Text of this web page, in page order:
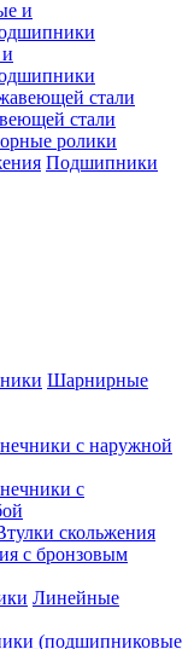
стали
ролики
Подшипники
Шарнирные
с наружной
с
скольжения
с бронзовым
Линейные